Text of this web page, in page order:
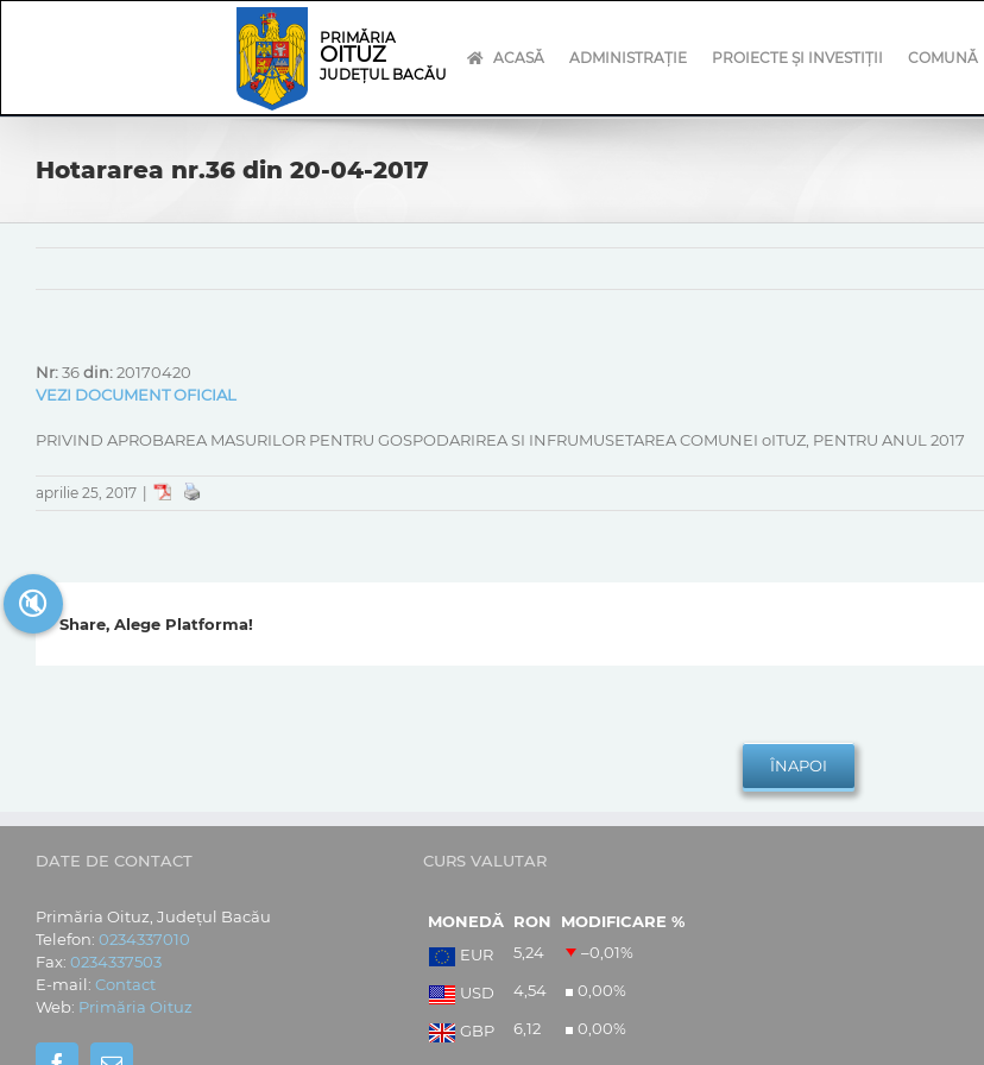
PRIMĂRIA
OITUZ
JUDEȚUL BACĂU
ACASĂ ADMINISTRAȚIE PROIECTE ȘI INVESTIȚII COMUNĂ
Hotararea nr.36 din 20-04-2017
Nr:36din:20170420
VEZI DOCUMENT OFICIAL
PRIVIND APROBAREA MASURILOR PENTRU GOSPODARIREA SI INFRUMUSETAREA COMUNEI oITUZ, PENTRU ANUL 2017
aprilie 25, 2017
Share, Alege Platforma!
DATE DE CONTACT
Primăria Oituz, Județul Bacău
Telefon: 0234337010
Fax: 0234337503
E-mail: Contact
Web: Primăria Oituz
CURS VALUTAR
MONEDĂ RON
MODIFICARE %
EUR
5,24 –0,01%
USD 4,54 0,00%
GBP 6,12 0,00%
🔇